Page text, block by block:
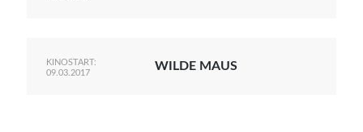
KINOSTART:
09.03.2017
WILDE MAUS